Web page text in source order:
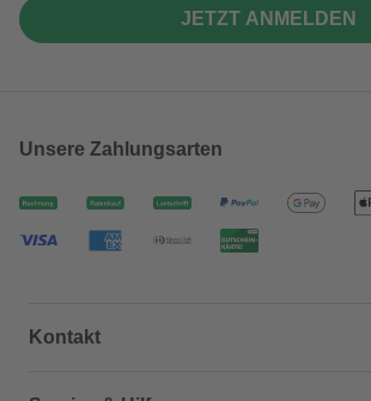
JETZT ANMELDEN
Unsere Zahlungsarten
Kontakt